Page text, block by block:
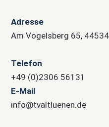
Adresse
Am Vogelsberg 65,
Telefon
+49 (0)2306 56131
E-Mail
info@tvaltluenen.de